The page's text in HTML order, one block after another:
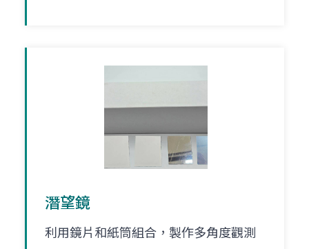
潛望鏡
利用鏡片和紙筒組合，製作多角度觀測